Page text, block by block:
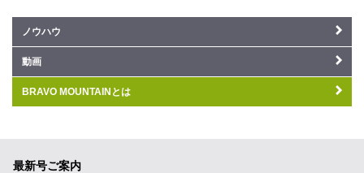
ノウハウ
動画
BRAVO MOUNTAINとは
最新号ご案内